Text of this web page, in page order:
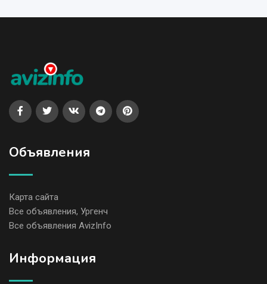
Объявления
Карта сайта
Все объявления, Ургенч
Все объявления AvizInfo
Информация